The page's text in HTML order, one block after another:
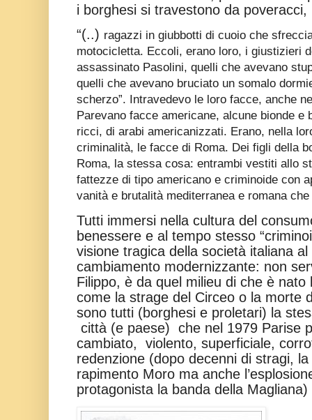
i borghesi si travestono da
“(..) ragazzi in giubbotti di cuoio che
motocicletta. Eccoli, erano loro, i giustizieri
assassinato Pasolini, quelli che avevano
quelli che avevano bruciato un somalo
scherzo”. Intravedevo le loro facce, anche
Parevano facce americane, alcune bionde e
ricci, di arabi americanizzati. Erano, nella
criminalità, le facce di Roma. Dei figli della
Roma, la stessa cosa: entrambi vestiti allo
fattezze di tipo americano e criminoide con
vanità e brutalità mediterranea e romana
Tutti immersi nella cultura del
benessere e al tempo stesso
visione tragica della società italiana
cambiamento modernizzante: non
Filippo, è da quel milieu di che è nato
come la strage del Circeo o la morte
sono tutti (borghesi e proletari) la
città (e paese) che nel 1979 Parise
cambiato, violento, superficiale,
redenzione (dopo decenni di stragi,
rapimento Moro ma anche
protagonista la banda della Magliana)